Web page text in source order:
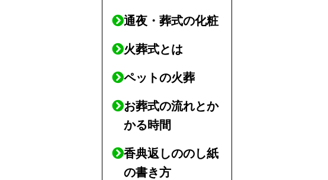
通夜・葬式の化粧
火葬式とは
ペットの火葬
お葬式の流れとか
かる時間
香典返しののし紙
の書き方